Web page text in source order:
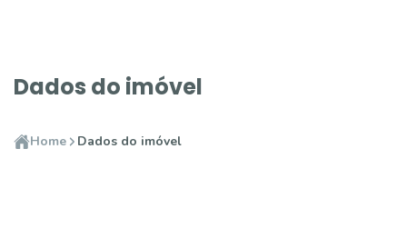
Dados do imóvel
Home Dados do imóvel